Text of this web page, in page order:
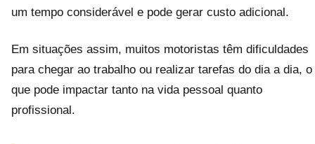
um tempo considerável e pode gerar custo adicional.
Em situações assim, muitos motoristas têm dificuldades
para chegar ao trabalho ou realizar tarefas do dia a dia, o
que pode impactar tanto na vida pessoal quanto
profissional.